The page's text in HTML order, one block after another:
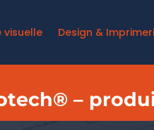
visuelle Design &
–